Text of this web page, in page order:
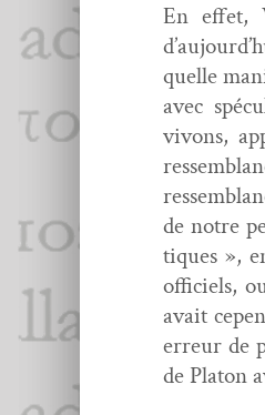
En effet,
quelle
avec
vivons,
de notre
tiques »,
offi­ciels,
avait
erreur de
de Pla­ton